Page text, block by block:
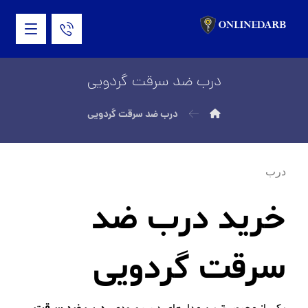
درب ضد سرقت گردویی
درب ضد سرقت گردویی
درب
خرید درب ضد
سرقت گردویی